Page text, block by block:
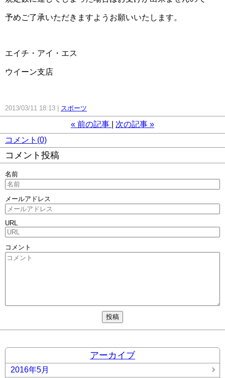
予めご了承いただきますようお願いいたします。
エイチ・アイ・エス
ウイーン支店
2013/03/11 18:13 スポーツ
« 前の記事 次の記事 »
コメント(0)
コメント投稿
名前
メールアドレス
URL
コメント
アーカイブ
2016年5月